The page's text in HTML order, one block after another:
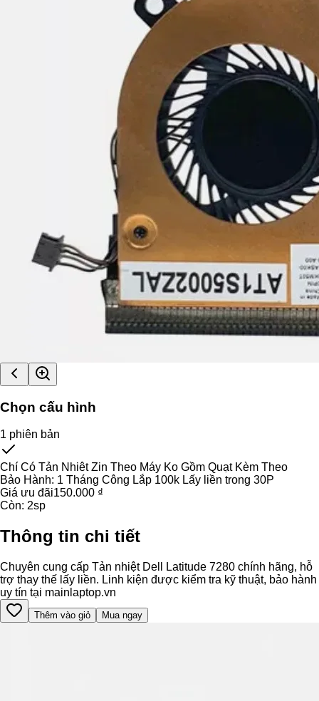
Chọn cấu hình
1 phiên bản
Chí Có Tản Nhiêt Zin Theo Máy Ko Gồm Quạt Kèm Theo
Bảo Hành: 1 Tháng Công Lắp 100k Lấy liền trong 30P
Giá ưu đãi150.000 ₫
Còn: 2sp
Thông tin chi tiết
Chuyên cung cấp Tản nhiệt Dell Latitude 7280 chính hãng, hỗ
trợ thay thế lấy liền. Linh kiện được kiểm tra kỹ thuật, bảo hành
uy tín tại mainlaptop.vn
Thêm vào giỏ Mua ngay